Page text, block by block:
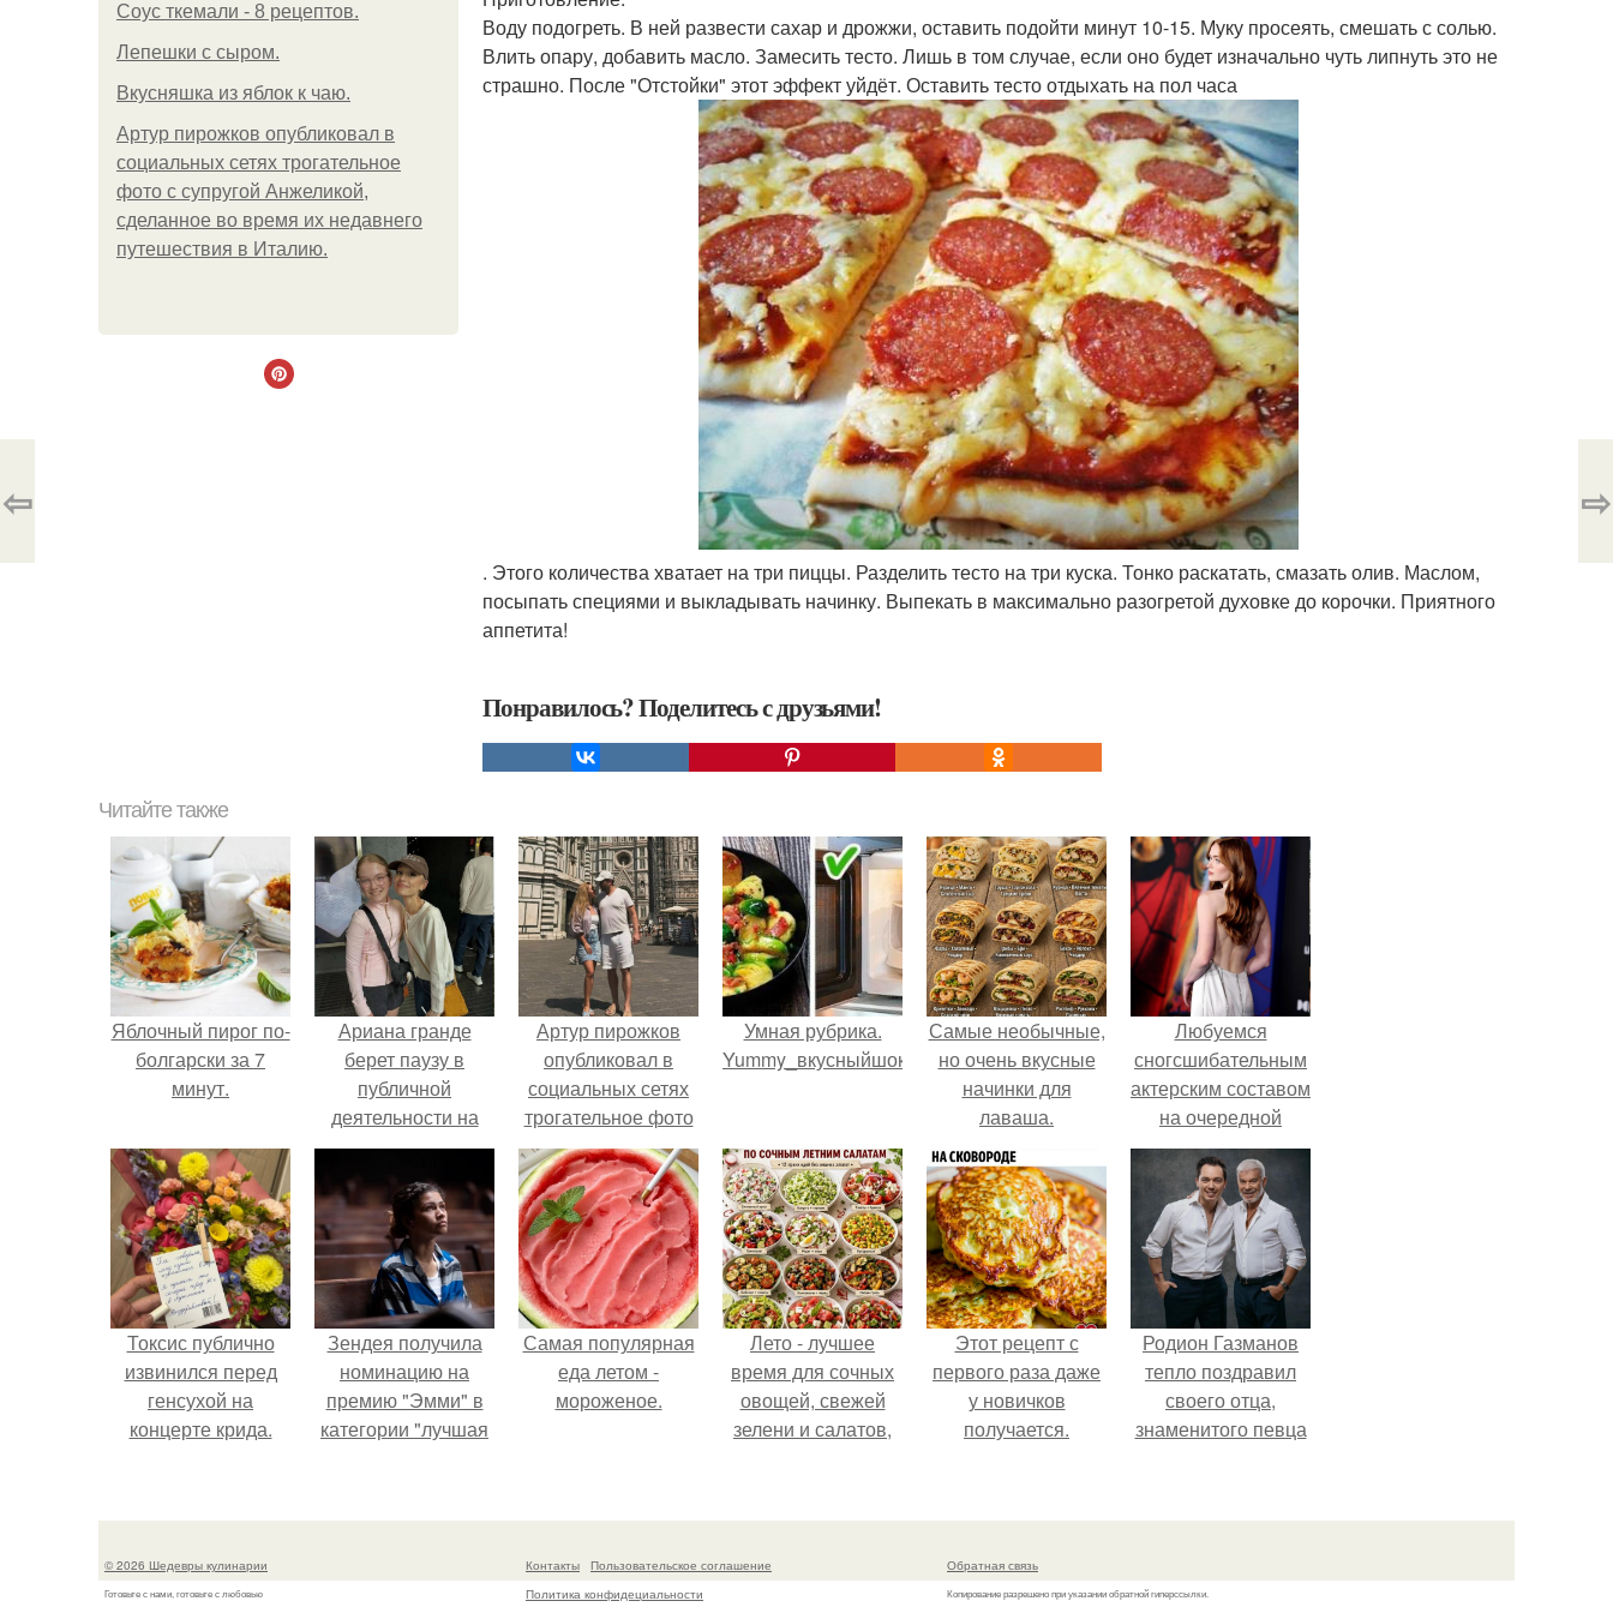
Соус ткемали - 8 рецептов.
Лепешки с сыром.
Вкусняшка из яблок к чаю.
Артур пирожков опубликовал в
социальных сетях трогательное
фото с супругой Анжеликой,
сделанное во время их недавнего
путешествия в Италию.
Воду подогреть. В ней развести сахар и дрожжи, оставить подойти минут 10-15. Муку просеять, смешать с солью.
Влить опару, добавить масло. Замесить тесто. Лишь в том случае, если оно будет изначально чуть липнуть это не
страшно. После "Отстойки" этот эффект уйдёт. Оставить тесто отдыхать на пол часа
. Этого количества хватает на три пиццы. Разделить тесто на три куска. Тонко раскатать, смазать олив. Маслом,
посыпать специями и выкладывать начинку. Выпекать в максимально разогретой духовке до корочки. Приятного
аппетита!
Понравилось? Поделитесь с друзьями!
⇦ ⇨
Читайте также
Яблочный пирог по-
болгарски за 7
минут.
Ариана гранде
берет паузу в
публичной
деятельности на
фоне слухов о
своем здоровье.
Артур пирожков
опубликовал в
социальных сетях
трогательное фото
с супругой
Анжеликой,
сделанное во
время их недавнего
путешествия в
Италию.
Умная рубрика.
Yummy_вкусныйшок.
Самые необычные,
но очень вкусные
начинки для
лаваша.
Любуемся
сногсшибательным
актерским составом
на очередной
премьере нового
человека - паука.
Токсис публично
извинился перед
генсухой на
концерте крида.
Зендея получила
номинацию на
премию "Эмми" в
категории "лучшая
сериале" за третий
Самая популярная
еда летом -
мороженое.
Лето - лучшее
время для сочных
овощей, свежей
зелени и салатов,
несколько минут.
Этот рецепт с
первого раза даже
у новичков
получается.
Родион Газманов
тепло поздравил
своего отца,
знаменитого певца
75-летием.
© 2026 Шедевры кулинарии
Готовьте с нами, готовьте с любовью
Контакты
Пользовательское соглашение
Политика конфидециальности
Обратная связь
Копирование разрешено при указании обратной гиперссылки.